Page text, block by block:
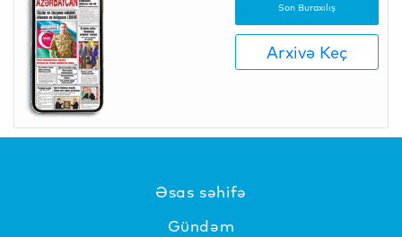
Son Buraxılış
Arxivə Keç
Əsas səhifə
Gündəm